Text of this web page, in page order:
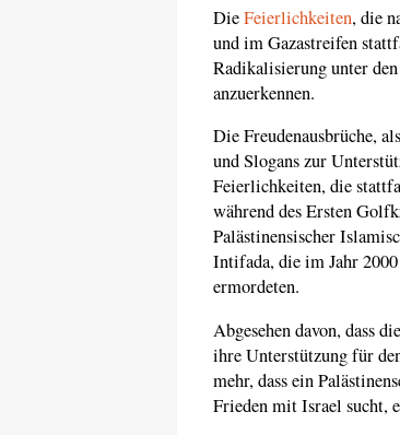
DieFeierlichkeiten, die
und im Gazastreifen
Radikalisierung unter
anzuerkennen.
Die Freudenausbrüche,
und Slogans zur
Feierlichkeiten, die
während des Ersten
Palästinensischer
Intifada, die im Jahr
ermordeten.
Abgesehen davon, dass
ihre Unterstützung für
mehr, dass ein
Frieden mit Israel sucht,